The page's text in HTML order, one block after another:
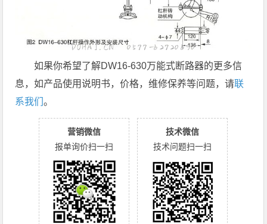
如果你希望了解DW16-630万能式断路器的更多信
息，如产品使用说明书，价格，维修保养等问题，请联
系我们。
营销微信
报单询价扫一扫
技术微信
技术问题扫一扫